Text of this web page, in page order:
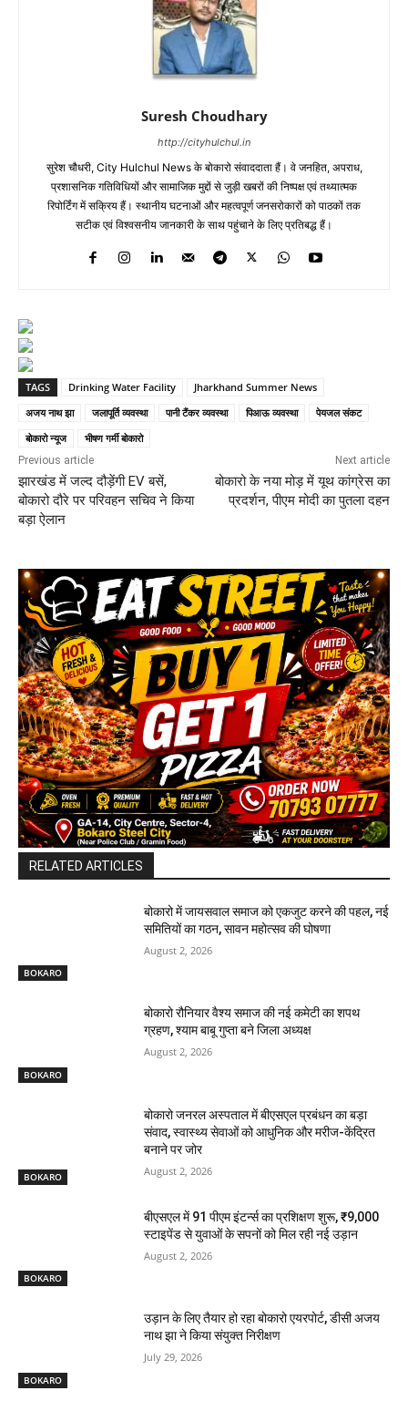
Suresh Choudhary
http://cityhulchul.in
सुरेश चौधरी, City Hulchul News के बोकारो संवाददाता हैं। वे जनहित, अपराध,
प्रशासनिक गतिविधियों और सामाजिक मुद्दों से जुड़ी खबरों की निष्पक्ष एवं तथ्यात्मक
रिपोर्टिंग में सक्रिय हैं। स्थानीय घटनाओं और महत्वपूर्ण जनसरोकारों को पाठकों तक
सटीक एवं विश्वसनीय जानकारी के साथ पहुंचाने के लिए प्रतिबद्ध हैं।
TAGS Drinking Water Facility
Jharkhand Summer News
अजय नाथ झा
जलापूर्ति व्यवस्था पानी टैंकर व्यवस्था पिआऊ व्यवस्था
पेयजल संकट
बोकारो न्यूज
भीषण गर्मी बोकारो
Previous article
झारखंड में जल्द दौड़ेंगी EV बसें,
बोकारो दौरे पर परिवहन सचिव ने किया
बड़ा ऐलान
Next article
बोकारो के नया मोड़ में यूथ कांग्रेस का
प्रदर्शन, पीएम मोदी का पुतला दहन
RELATED ARTICLES
BOKARO
बोकारो में जायसवाल समाज को एकजुट करने की पहल, नई
समितियों का गठन, सावन महोत्सव की घोषणा
August 2, 2026
BOKARO
बोकारो रौनियार वैश्य समाज की नई कमेटी का शपथ
ग्रहण, श्याम बाबू गुप्ता बने जिला अध्यक्ष
August 2, 2026
BOKARO
बोकारो जनरल अस्पताल में बीएसएल प्रबंधन का बड़ा
संवाद, स्वास्थ्य सेवाओं को आधुनिक और मरीज-केंद्रित
बनाने पर जोर
August 2, 2026
BOKARO
बीएसएल में 91 पीएम इंटर्न्स का प्रशिक्षण शुरू, ₹9,000
स्टाइपेंड से युवाओं के सपनों को मिल रही नई उड़ान
August 2, 2026
BOKARO
उड़ान के लिए तैयार हो रहा बोकारो एयरपोर्ट, डीसी अजय
नाथ झा ने किया संयुक्त निरीक्षण
July 29, 2026